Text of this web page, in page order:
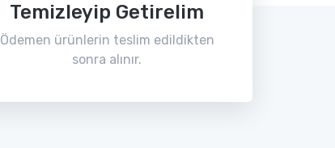
Temizleyip Getirelim
Ödemen ürünlerin teslim edildikten
sonra alınır.